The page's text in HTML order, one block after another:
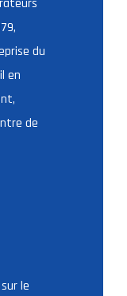
du
en
de
le